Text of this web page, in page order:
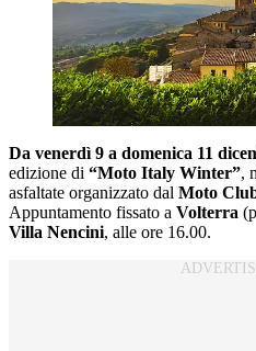
Da venerdì 9 a domenica 11
edizione di “Moto Italy Winter”,
asfaltate organizzato dal Moto
Appuntamento fissato a Volterra
Villa Nencini, alle ore 16.00.